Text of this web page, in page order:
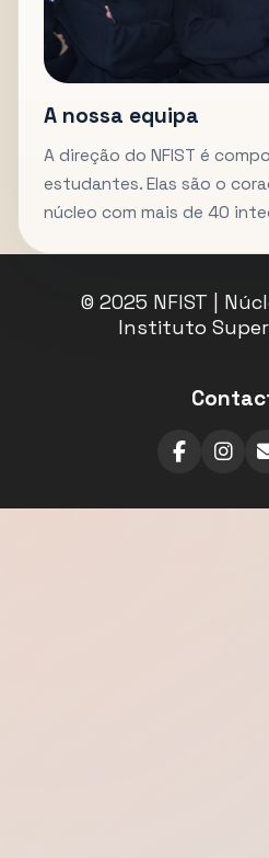
A nossa equipa
A direção do NFIST é
estudantes. Elas são o
núcleo com mais de 40
© 2025 NFIST |
Instituto